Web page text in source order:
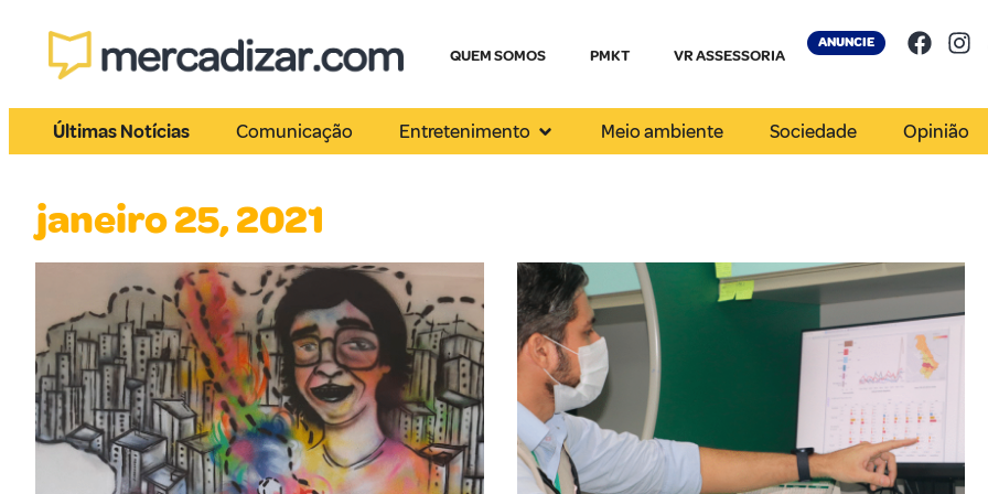
QUEM SOMOS PMKT VR ASSESSORIA
ANUNCIE
Últimas Notícias Comunicação Entretenimento Meio ambiente Sociedade Opinião
janeiro 25, 2021